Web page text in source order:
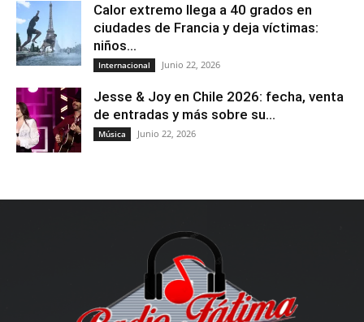
Calor extremo llega a 40 grados en
ciudades de Francia y deja víctimas:
niños...
Internacional Junio 22, 2026
Jesse & Joy en Chile 2026: fecha, venta
de entradas y más sobre su...
Música Junio 22, 2026